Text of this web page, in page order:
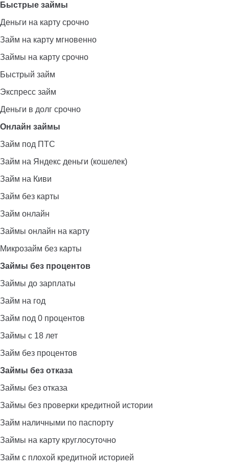
Быстрые займы
Деньги на карту срочно
Займ на карту мгновенно
Займы на карту срочно
Быстрый займ
Экспресс займ
Деньги в долг срочно
Онлайн займы
Займ под ПТС
Займ на Яндекс деньги (кошелек)
Займ на Киви
Займ без карты
Займ онлайн
Займы онлайн на карту
Микрозайм без карты
Займы без процентов
Займы до зарплаты
Займ на год
Займ под 0 процентов
Займы с 18 лет
Займ без процентов
Займы без отказа
Займы без отказа
Займы без проверки кредитной истории
Займ наличными по паспорту
Займы на карту круглосуточно
Займ с плохой кредитной историей